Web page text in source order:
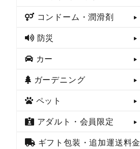
コンドーム・潤滑剤
防災
カー
ガーデニング
ペット
アダルト・会員限定
ギフト包装・追加運送料金